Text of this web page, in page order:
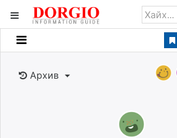
Мэдээллийн
Банк санхүү
Архив